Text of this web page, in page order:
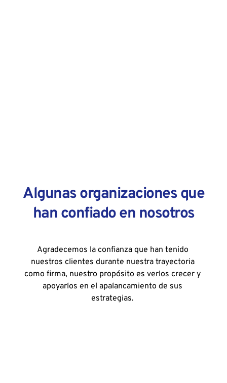
Algunas organizaciones que
han confiado en nosotros
Agradecemos la confianza que han tenido
nuestros clientes durante nuestra trayectoria
como firma, nuestro propósito es verlos crecer y
apoyarlos en el apalancamiento de sus
estrategias.